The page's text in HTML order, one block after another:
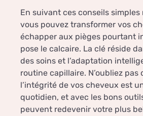
En suivant ces conseils simples
vous pouvez transformer vos
échapper aux pièges pourtant
pose le calcaire. La clé réside
des soins et l’adaptation
routine capillaire. N’oubliez pas
l’intégrité de vos cheveux est
quotidien, et avec les bons
peuvent redevenir votre plus